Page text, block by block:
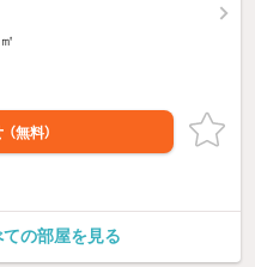
（無料）
の部屋を見る